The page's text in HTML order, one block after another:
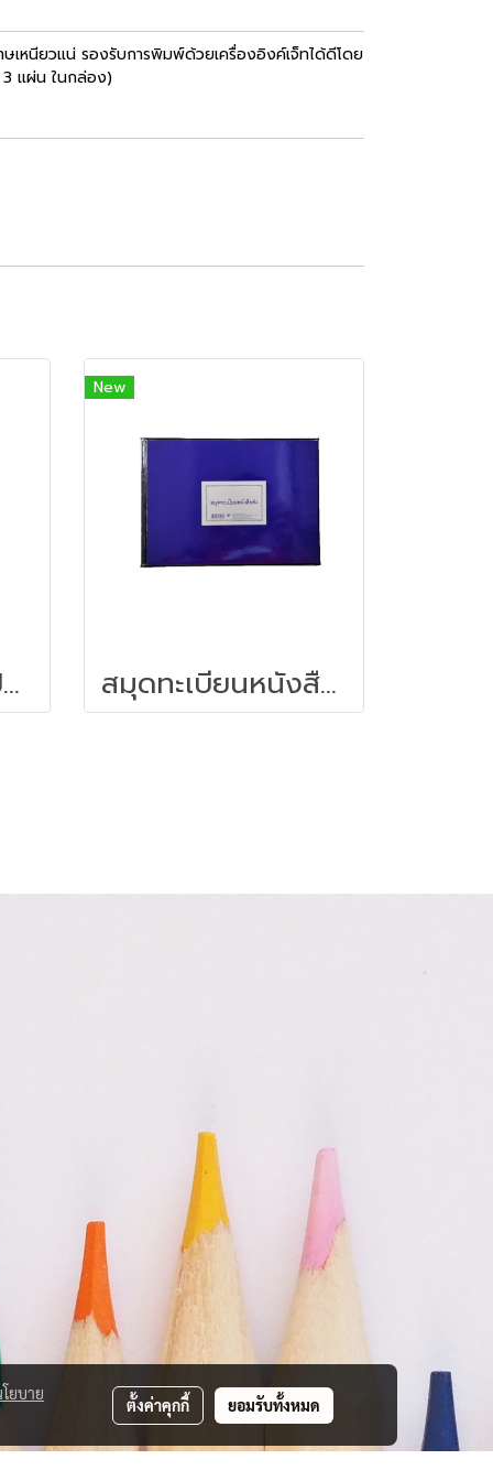
ษเหนียวแน่ รองรับการพิมพ์ด้วยเครื่องอิงค์เจ็ทได้ดีโดย
3 แผ่น ในกล่อง)
บัญชีลงเวลาการปฎิบัติงานข้าราชการ (หน้าคู่)
New
สมุดทะเบียนหนังสือส่ง ปกน้ำเงินเคลือบ
ยบาย
ตั้งค่าคุกกี้ ยอมรับทั้งหมด